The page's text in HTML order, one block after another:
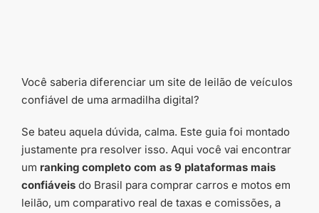
Você saberia diferenciar um site de leilão de veículos
confiável de uma armadilha digital?
Se bateu aquela dúvida, calma. Este guia foi montado
justamente pra resolver isso. Aqui você vai encontrar
um ranking completo com as 9 plataformas mais
confiáveis do Brasil para comprar carros e motos em
leilão, um comparativo real de taxas e comissões, a